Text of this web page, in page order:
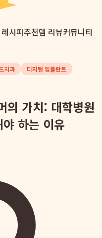
시피추천템 리뷰커뮤니티
치과
디지털 임플란트
의 가치: 대학병원
하는 이유